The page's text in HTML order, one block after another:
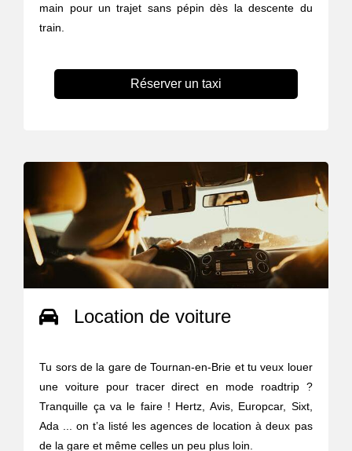
main pour un trajet sans pépin dès la descente du
train.
Réserver un taxi
Location de voiture
Tu sors de la gare de Tournan-en-Brie et tu veux louer
une voiture pour tracer direct en mode roadtrip ?
Tranquille ça va le faire ! Hertz, Avis, Europcar, Sixt,
Ada ... on t’a listé les agences de location à deux pas
de la gare et même celles un peu plus loin.